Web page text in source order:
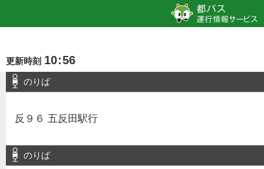
更新時刻 10:56
のりば
反９６ 五反田駅行
のりば